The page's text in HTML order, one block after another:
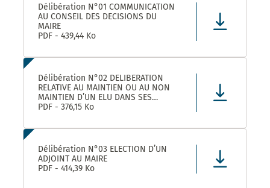
Délibération N°01 COMMUNICATION
AU CONSEIL DES DECISIONS DU
MAIRE
PDF - 439,44 Ko
Délibération N°02 DELIBERATION
RELATIVE AU MAINTIEN OU AU NON
MAINTIEN D’UN ELU DANS SES
FONCTIONS D’ADJOINT AU MAIRE
PDF - 376,15 Ko
Délibération N°03 ELECTION D’UN
ADJOINT AU MAIRE
PDF - 414,39 Ko